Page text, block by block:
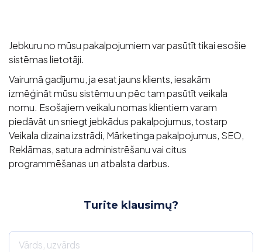
Jebkuru no mūsu pakalpojumiem var pasūtīt tikai esošie
sistēmas lietotāji.
Vairumā gadījumu, ja esat jauns klients, iesakām
izmēģināt mūsu sistēmu un pēc tam pasūtīt veikala
nomu. Esošajiem veikalu nomas klientiem varam
piedāvāt un sniegt jebkādus pakalpojumus, tostarp
Veikala dizaina izstrādi, Mārketinga pakalpojumus, SEO,
Reklāmas, satura administrēšanu vai citus
programmēšanas un atbalsta darbus.
Turite klausimų?
Vārds, uzvārds